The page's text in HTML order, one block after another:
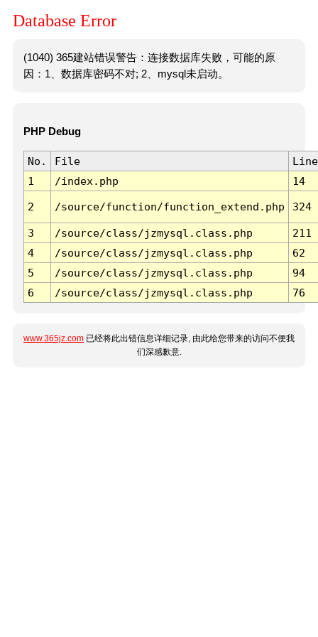
Database Error
(1040) 365建站错误警告：连接数据库失败，可能的原
因：1、数据库密码不对; 2、mysql未启动。
PHP Debug
No. File
Line
1
/index.php 14
2 /source/function/function_extend.php 324
3 /source/class/jzmysql.class.php
211
4
/source/class/jzmysql.class.php
62
5
/source/class/jzmysql.class.php
94
6
/source/class/jzmysql.class.php 76
www.365jz.com 已经将此出错信息详细记录, 由此给您带来的访问不便我
们深感歉意.